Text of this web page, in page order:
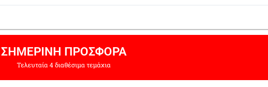
ΣΗΜΕΡΙΝΗ ΠΡΟΣΦΟΡΑ
Τελευταία 4 διαθέσιμα τεμάχια